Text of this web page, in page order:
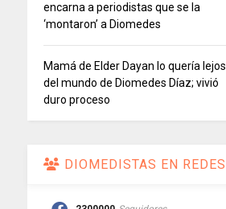
encarna a periodistas que se la
‘montaron’ a Diomedes
Mamá de Elder Dayan lo quería lejos
del mundo de Diomedes Díaz; vivió
duro proceso
DIOMEDISTAS EN REDES